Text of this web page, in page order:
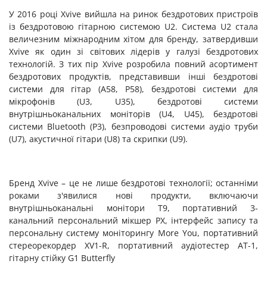
У 2016 році Xvive вийшла на ринок бездротових пристроїв
із бездротовою гітарною системою U2. Система U2 стала
величезним міжнародним хітом для бренду, затвердивши
Xvive як один зі світових лідерів у галузі бездротових
технологій. З тих пір Xvive розробила повний асортимент
бездротових продуктів, представивши інші бездротові
системи для гітар (A58, P58), бездротові системи для
мікрофонів (U3, U35), бездротові системи
внутрішньоканальних моніторів (U4, U45), бездротові
системи Bluetooth (P3), безпроводові системи аудіо труби
(U7), акустичної гітари (U8) та скрипки (U9).
Бренд Xvive – це не лише бездротові технології; останніми
роками з'явилися нові продукти, включаючи
внутрішньоканальні монітори T9, портативний 3-
канальний персональний мікшер PX, інтерфейс запису та
персональну систему моніторингу More You, портативний
стереорекордер XV1-R, портативний аудіотестер AT-1,
гітарну стійку G1 Butterfly